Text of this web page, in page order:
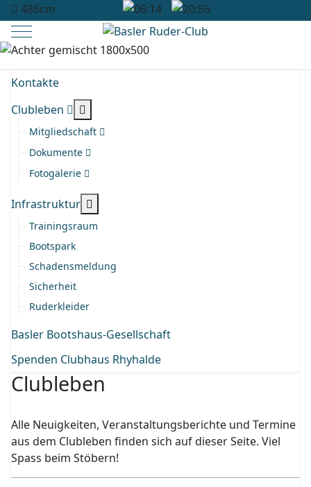
486cm 06:14
20:55
Mobile Menu Toggle
Kontakte
Clubleben
Mitgliedschaft
Dokumente
Fotogalerie
Infrastruktur
Trainingsraum
Bootspark
Schadensmeldung
Sicherheit
Ruderkleider
Basler Bootshaus-Gesellschaft
Spenden Clubhaus Rhyhalde
Clubleben
Alle Neuigkeiten, Veranstaltungsberichte und Termine
aus dem Clubleben finden sich auf dieser Seite. Viel
Spass beim Stöbern!